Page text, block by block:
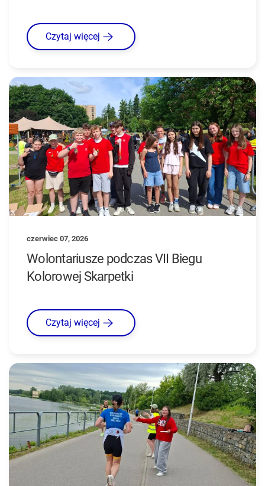
Czytaj więcej
czerwiec 07, 2026
Wolontariusze podczas VII Biegu
Kolorowej Skarpetki
Czytaj więcej